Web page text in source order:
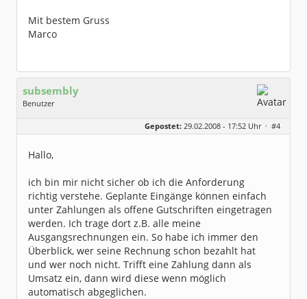
Mit bestem Gruss
Marco
subsembly
Benutzer
Homepage:
subsembly.com/
Dabei seit:
Gepostet: 29.02.2008 - 17:52 Uhr · #4
Hallo,
ich bin mir nicht sicher ob ich die Anforderung
richtig verstehe. Geplante Eingänge können einfach
unter Zahlungen als offene Gutschriften eingetragen
werden. Ich trage dort z.B. alle meine
Ausgangsrechnungen ein. So habe ich immer den
Überblick, wer seine Rechnung schon bezahlt hat
und wer noch nicht. Trifft eine Zahlung dann als
Umsatz ein, dann wird diese wenn möglich
automatisch abgeglichen.